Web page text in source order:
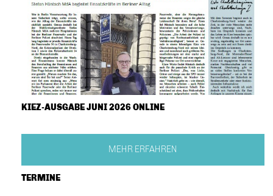
KIEZ-AUSGABE JUNI 2026 ONLINE
MEHR ERFAHREN
TERMINE